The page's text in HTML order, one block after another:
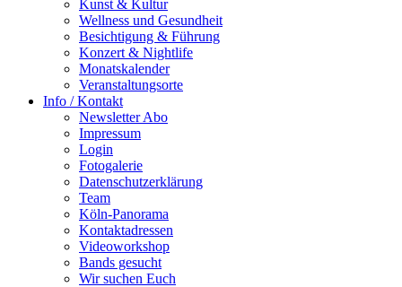
Kunst & Kultur
Wellness und Gesundheit
Besichtigung & Führung
Konzert & Nightlife
Monatskalender
Veranstaltungsorte
Info / Kontakt
Newsletter Abo
Impressum
Login
Fotogalerie
Datenschutzerklärung
Team
Köln-Panorama
Kontaktadressen
Videoworkshop
Bands gesucht
Wir suchen Euch